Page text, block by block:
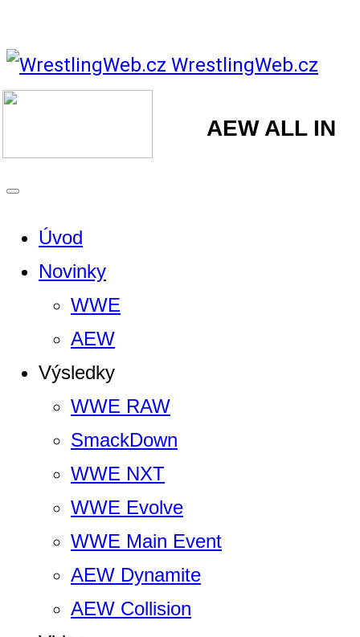
WrestlingWeb.cz
AEW ALL IN
Úvod
Novinky
WWE
AEW
Výsledky
WWE RAW
SmackDown
WWE NXT
WWE Evolve
WWE Main Event
AEW Dynamite
AEW Collision